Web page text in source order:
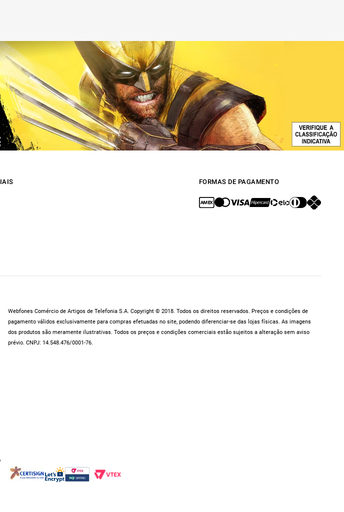
FORMAS DE PAGAMENTO
Webfones Comércio de Artigos de Telefonia S.A. Copyright © 2018. Todos os direitos reservados. Preços e condições de
pagamento válidos exclusivamente para compras efetuadas no site, podendo diferenciar-se das lojas físicas. As imagens
dos produtos são meramente ilustrativas. Todos os preços e condições comerciais estão sujeitos a alteração sem aviso
prévio. CNPJ: 14.548.476/0001-76.